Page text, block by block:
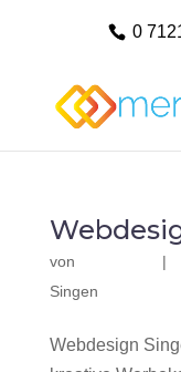
0
von |
Singen
Webdesign